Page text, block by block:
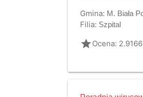
Gmina: M. Biała
Filia: Szpital
gradeOcena: